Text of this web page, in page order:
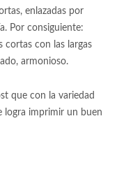
enlazadas por
Por consiguiente:
cortas con las largas
armonioso.
que con la variedad
logra imprimir un buen